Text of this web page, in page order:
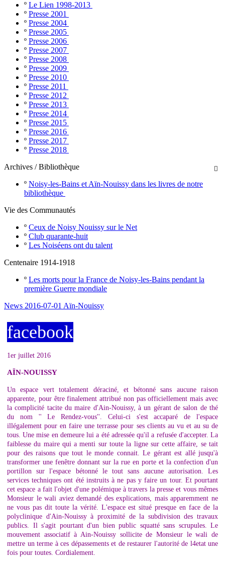
º Le Lien 1998-2013
º Presse 2001
º Presse 2004
º Presse 2005
º Presse 2006
º Presse 2007
º Presse 2008
º Presse 2009
º Presse 2010
º Presse 2011
º Presse 2012
º Presse 2013
º Presse 2014
º Presse 2015
º Presse 2016
º Presse 2017
º Presse 2018

Archives / Bibliothèque
º Noisy-les-Bains et Aïn-Nouissy dans les livres de notre
bibliothèque
Vie des Communautés
º Ceux de Noisy Nouissy sur le Net
º Club quarante-huit
º Les Noiséens ont du talent
Centenaire 1914-1918
º Les morts pour la France de Noisy-les-Bains pendant la
première Guerre mondiale
News 2016-07-01 Aïn-Nouissy
facebook
1er juillet 2016
AÏN-NOUISSY
Un espace vert totalement déraciné, et bétonné sans aucune raison
apparente, pour être finalement attribué non pas officiellement mais avec
la complicité tacite du maire d'Ain-Nouissy, à un gérant de salon de thé
du nom '' Le Rendez-vous''. Celui-ci s'est accaparé de l'espace
illégalement pour en faire une terrasse pour ses clients au vu et au su de
tous. Une mise en demeure lui a été adressée qu'il a refusée d'accepter. La
faiblesse du maire qui a menti sur toute la ligne sur cette affaire, se tait
pour des raisons que tout le monde connait. Le gérant est allé jusqu'à
transformer une fenêtre donnant sur la rue en porte et la confection d'un
portillon sur l'espace bétonné le tout sans aucune autorisation. Les
services techniques ont été instruits à ne pas y faire un tour. Et pourtant
cet espace a fait l'objet d'une polémique à travers la presse et vous mêmes
Monsieur le wali aviez demandé des explications, mais apparemment ne
ne vous pas dit toute la vérité. L'espace est situé presque en face de la
polyclinique d'Ain-Nouissy à proximité de la subdivision des travaux
publics. Il s'agit pourtant d'un bien public squatté sans scrupules. Le
mouvement associatif à Ain-Nouissy sollicite de Monsieur le wali de
mettre un terme à ces dépassements et de restaurer l'autorité de l4etat une
fois pour toutes. Cordialement.